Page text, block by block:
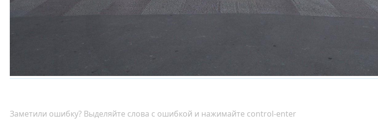
Заметили ошибку? Выделяйте слова с ошибкой и нажимайте control-enter